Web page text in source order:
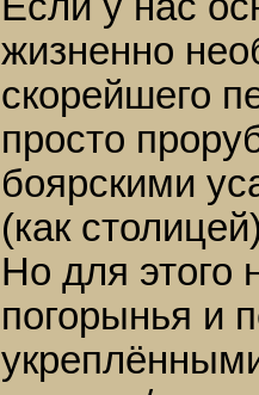
жизненно
скорейшего
просто
боярскими
(как
Но для этого
погорынья и